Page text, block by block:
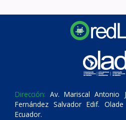
Dirección: Av. Mariscal Antonio
Fernández Salvador Edif.
Ecuador.